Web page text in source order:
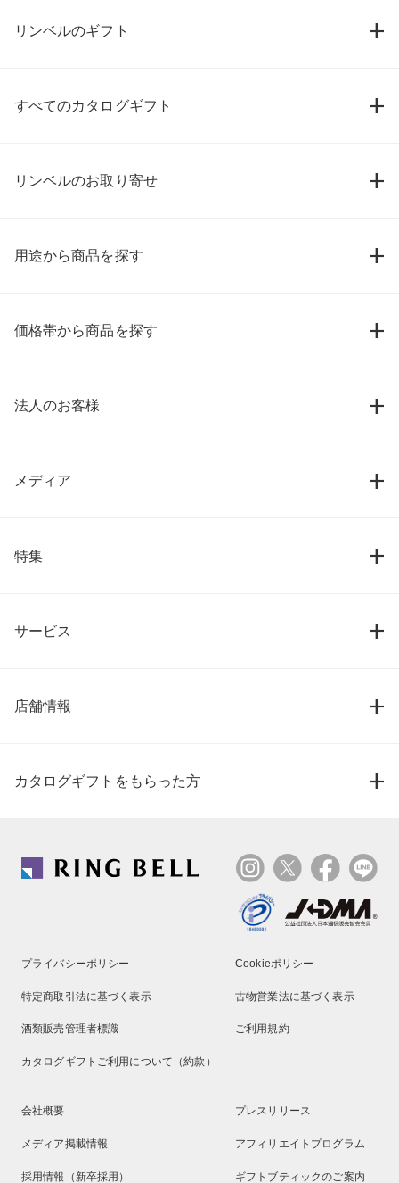
リンベルのギフト
すべてのカタログギフト
リンベルのお取り寄せ
用途から商品を探す
価格帯から商品を探す
法人のお客様
メディア
特集
サービス
店舗情報
カタログギフトをもらった方
プライバシーポリシー Cookieポリシー
特定商取引法に基づく表示 古物営業法に基づく表示
酒類販売管理者標識 ご利用規約
カタログギフトご利用について（約款）
会社概要 プレスリリース
メディア掲載情報 アフィリエイトプログラム
採用情報（新卒採用） ギフトブティックのご案内